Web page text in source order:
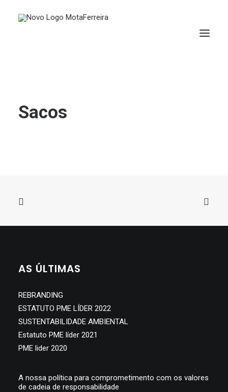
Sacos
AS ÚLTIMAS
REBRANDING
ESTATUTO PME LÍDER 2022
SUSTENTABILIDADE AMBIENTAL
Estatuto PME líder 2021
PME lider 2020
A nossa política para comprometimento com os valores
de cadeia de responsabilidade